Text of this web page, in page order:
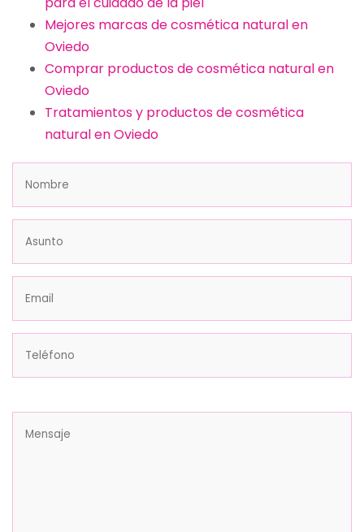
Mejores marcas de cosmética natural en
Oviedo
Comprar productos de cosmética natural en
Oviedo
Tratamientos y productos de cosmética
natural en Oviedo